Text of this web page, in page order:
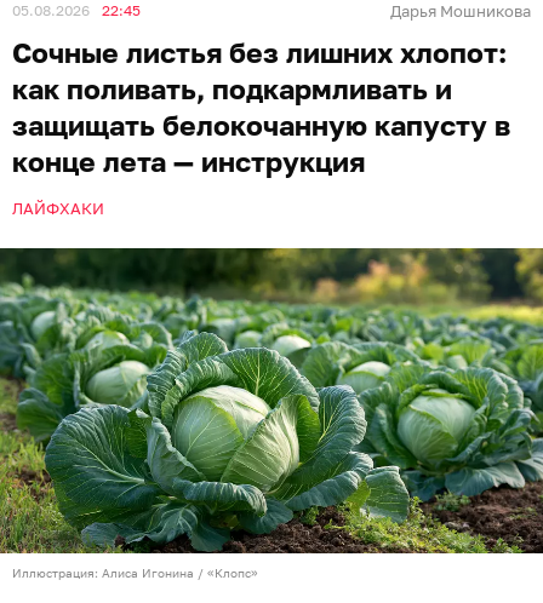
05.08.2026 22:45 Дарья Мошникова
Сочные листья без лишних хлопот:
как поливать, подкармливать и
защищать белокочанную капусту в
конце лета — инструкция
ЛАЙФХАКИ
Иллюстрация: Алиса Игонина / «Клопс»